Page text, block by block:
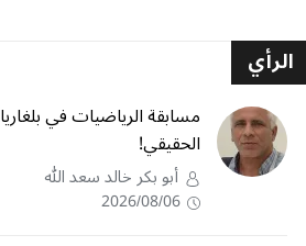
الرأي
مسابقة الرياضيات في
الحقيقي!
أبو بكر خالد سعد الله
2026/08/06